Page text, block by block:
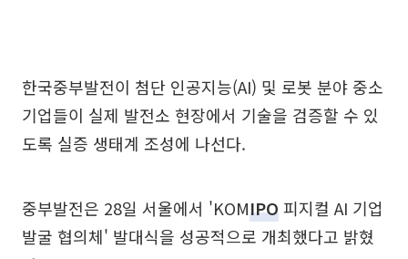
한국중부발전이 첨단 인공지능(AI) 및 로봇 분야 중소
기업들이 실제 발전소 현장에서 기술을 검증할 수 있
도록 실증 생태계 조성에 나선다.
중부발전은 28일 서울에서 'KOMIPO피지컬 AI 기업
발굴 협의체' 발대식을 성공적으로 개최했다고 밝혔